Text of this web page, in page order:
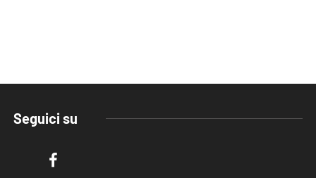
Seguici su